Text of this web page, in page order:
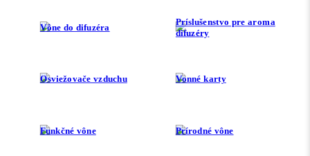
Vône do difuzéra
Príslušenstvo pre aroma
difuzéry
Osviežovače vzduchu Vonné karty
Funkčné vône Prírodné vône